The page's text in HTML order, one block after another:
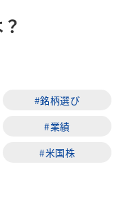
#銘柄選び
#業績
#米国株